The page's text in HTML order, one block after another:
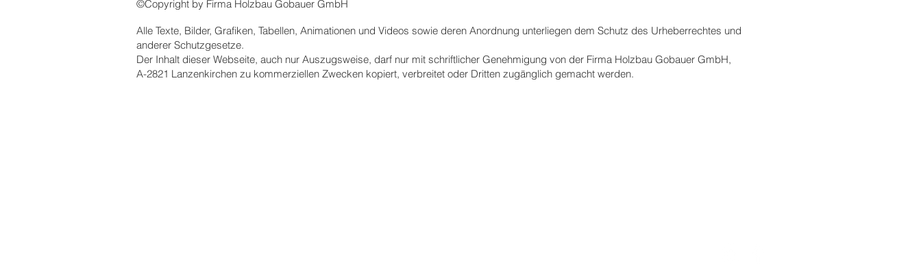
©Copyright by Firma Holzbau Gobauer GmbH
Alle Texte, Bilder, Grafiken, Tabellen, Animationen und Videos sowie deren Anordnung unterliegen dem Schutz des Urheberrechtes und
anderer Schutzgesetze.
Der Inhalt dieser Webseite, auch nur Auszugsweise, darf nur mit schriftlicher Genehmigung von der Firma Holzbau Gobauer GmbH,
A-2821 Lanzenkirchen zu kommerziellen Zwecken kopiert, verbreitet oder Dritten zugänglich gemacht werden.